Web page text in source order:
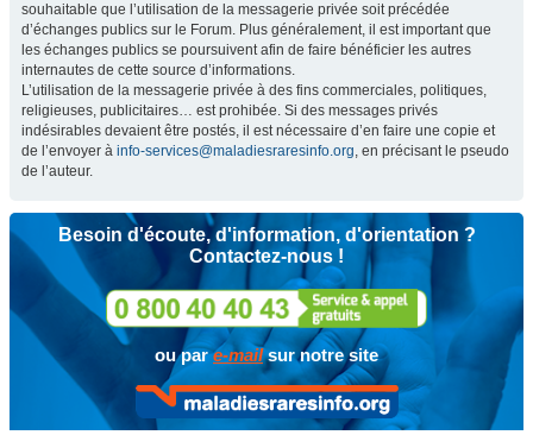
souhaitable que l’utilisation de la messagerie privée soit précédée
d’échanges publics sur le Forum. Plus généralement, il est important que
les échanges publics se poursuivent afin de faire bénéficier les autres
internautes de cette source d’informations.
L’utilisation de la messagerie privée à des fins commerciales, politiques,
religieuses, publicitaires… est prohibée. Si des messages privés
indésirables devaient être postés, il est nécessaire d’en faire une copie et
de l’envoyer à info-services@maladiesraresinfo.org, en précisant le pseudo
de l’auteur.
Besoin d'écoute, d'information, d'orientation ?
Contactez-nous !
ou pare-mailsur notre site